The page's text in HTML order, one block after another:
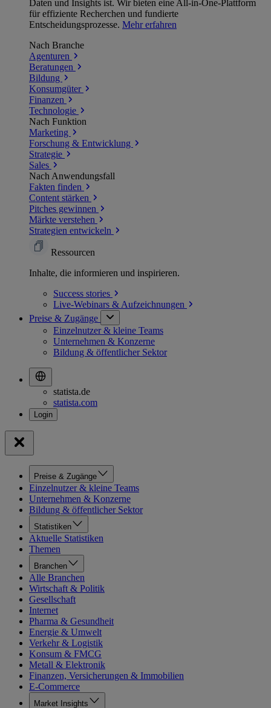
Daten und Insights ist. Wir bieten eine All-in-One-Plattform
für effiziente Recherchen und fundierte
Entscheidungsprozesse. Mehr erfahren
Nach Branche
Agenturen
Beratungen
Bildung
Konsumgüter
Finanzen
Technologie
Nach Funktion
Marketing
Forschung & Entwicklung
Strategie
Sales
Nach Anwendungsfall
Fakten finden
Content stärken
Pitches gewinnen
Märkte verstehen
Strategien entwickeln
Ressourcen
Inhalte, die informieren und inspirieren.
Success stories
Live-Webinars & Aufzeichnungen
Preise & Zugänge
Einzelnutzer & kleine Teams
Unternehmen & Konzerne
Bildung & öffentlicher Sektor
statista.de
statista.com
Preise & Zugänge
Einzelnutzer & kleine Teams
Unternehmen & Konzerne
Bildung & öffentlicher Sektor
Statistiken
Aktuelle Statistiken
Themen
Branchen
Alle Branchen
Wirtschaft & Politik
Gesellschaft
Internet
Pharma & Gesundheit
Energie & Umwelt
Verkehr & Logistik
Konsum & FMCG
Metall & Elektronik
Finanzen, Versicherungen & Immobilien
E-Commerce
Market Insights